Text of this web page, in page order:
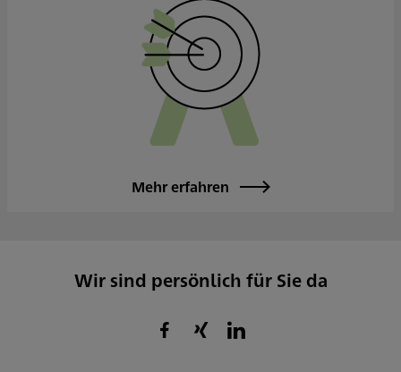
Mehr erfahren
Wir sind persönlich für Sie da